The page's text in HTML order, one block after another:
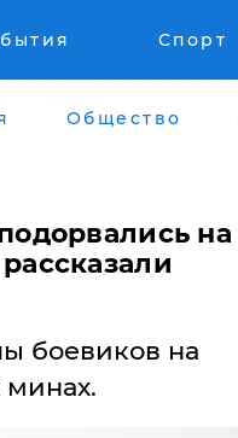
Спорт
Общество
на
боевиков на
минах.